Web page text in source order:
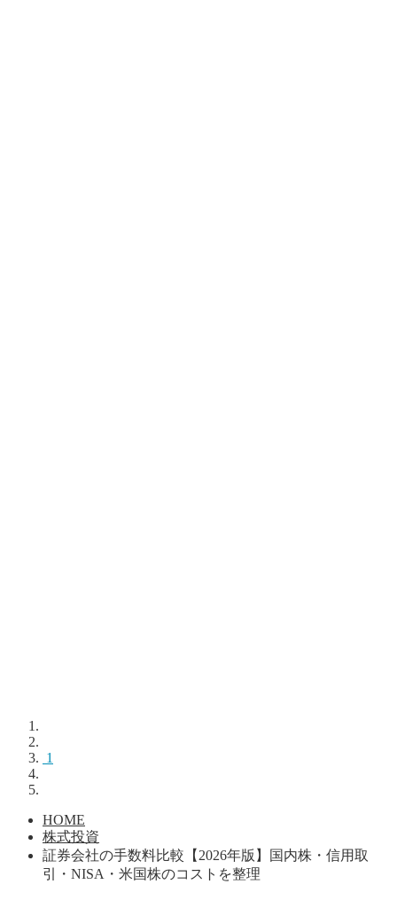
1
HOME
株式投資
証券会社の手数料比較【2026年版】国内株・信用取
引・NISA・米国株のコストを整理